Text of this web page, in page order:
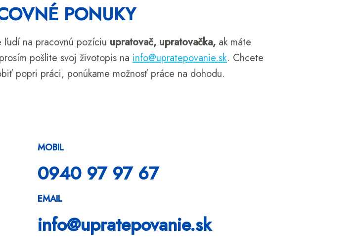
PONUKY
ľudí na pracovnú pozíciu upratovač, upratovačka, ak máte
pošlite svoj životopis na info@upratepovanie.sk. Chcete
popri práci, ponúkame možnosť práce na dohodu.
MOBIL
0940 97 97 67
EMAIL
info@upratepovanie.sk